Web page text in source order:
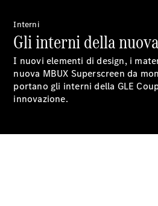
garanzia
Interni
Gli interni della
I nuovi elementi di design, i
nuova MBUX Superscreen da
portano gli interni della GLE
innovazione.